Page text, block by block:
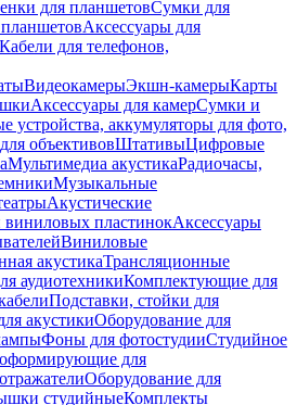
для планшетовСумки для
Аксессуары для
Кабели для телефонов,
ВидеокамерыЭкшн-камерыКарты
Аксессуары для камерСумки и
устройства, аккумуляторы для фото,
объективовШтативыЦифровые
Мультимедиа акустикаРадиочасы,
Музыкальные
Акустические
пластинокАксессуары
Виниловые
акустикаТрансляционные
аудиотехникиКомплектующие для
Подставки, стойки для
акустикиОборудование для
Фоны для фотостудииСтудийное
для
Оборудование для
студийныеКомплекты